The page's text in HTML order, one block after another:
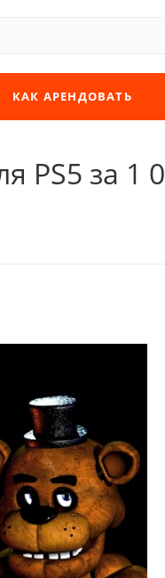
КАК АРЕНДОВАТЬ
PS5 за 1